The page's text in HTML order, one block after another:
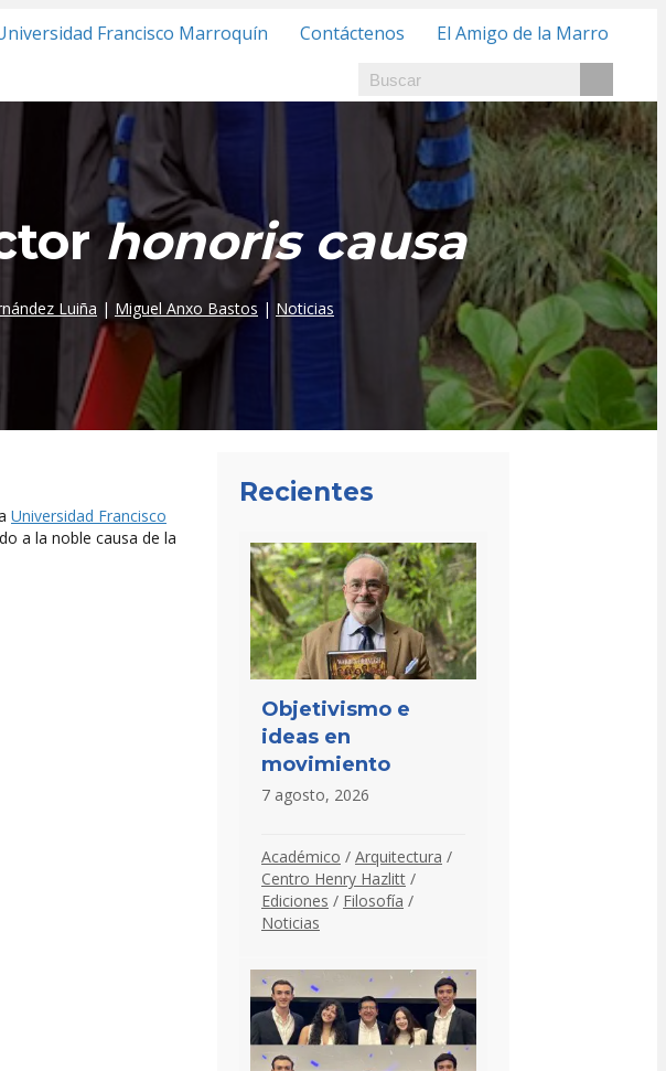
Francisco Marroquín Contáctenos El Amigo de la Marro
honoris causa
Luiña | Miguel Anxo Bastos | Noticias
Universidad Francisco
a la noble causa de la
Recientes
Objetivismo e
ideas en
movimiento
7 agosto, 2026
Académico / Arquitectura /
Centro Henry Hazlitt /
Ediciones / Filosofía /
Noticias